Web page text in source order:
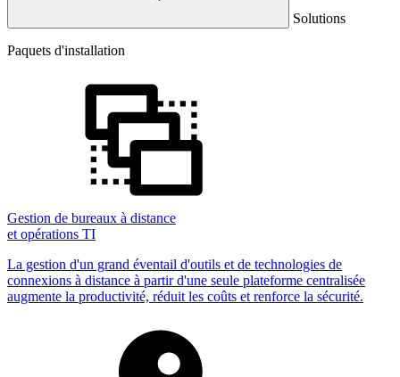
Solutions
Paquets d'installation
Gestion de bureaux à distance
et opérations TI
La gestion d'un grand éventail d'outils et de technologies de
connexions à distance à partir d'une seule plateforme centralisée
augmente la productivité, réduit les coûts et renforce la sécurité.